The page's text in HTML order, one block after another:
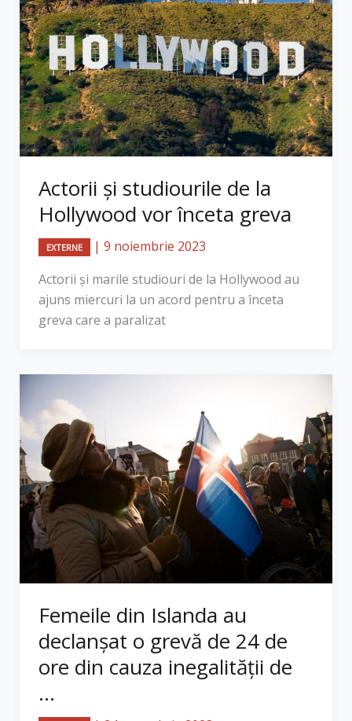
Actorii și studiourile de la
Hollywood vor înceta greva
EXTERNE | 9 noiembrie 2023
Actorii şi marile studiouri de la Hollywood au
ajuns miercuri la un acord pentru a înceta
greva care a paralizat
Femeile din Islanda au
declanşat o grevă de 24 de
ore din cauza inegalităţii de
...